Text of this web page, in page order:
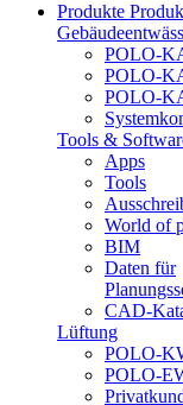
Produkte
POLO-
POLO-
POLO-
Tools &
Apps
Tools
World of
BIM
Daten für
CAD-
Lüftung
POLO-
POLO-